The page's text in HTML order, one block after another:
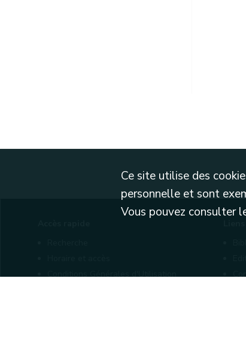
Conditions Générales d'Utilisation
Ce site utilise des
personnelle et sont
Vous pouvez consulter